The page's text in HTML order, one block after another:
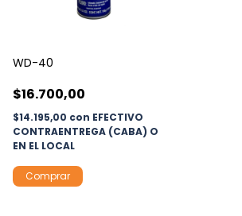
WD-40
$16.700,00
$14.195,00 con EFECTIVO
CONTRAENTREGA (CABA) O
EN EL LOCAL
Comprar